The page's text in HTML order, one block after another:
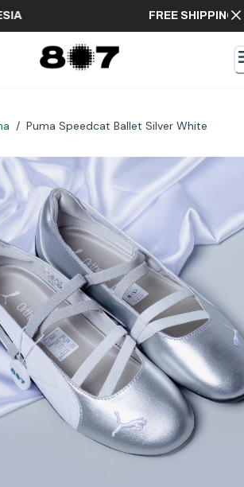
FREE
/ Puma Speedcat Ballet Silver White